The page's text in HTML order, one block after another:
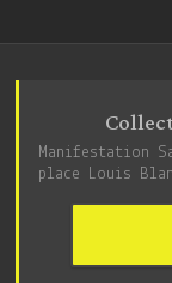
Manifestation
place Louis